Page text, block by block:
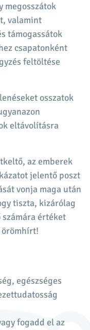
megosszátok
valamint
támogassátok
csapatonként
feltöltése
osszatok
eltávolításra
az emberek
jelentő poszt
vonja maga után
tiszta, kizárólag
értéket
egészséges
fogadd el az